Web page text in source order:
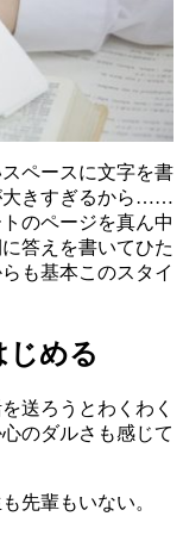
ペースに文字を書
大きすぎるから……
のページを真ん中
答えを書いてひた
も基本このスタイ
じめる
送ろうとわくわく
のダルさも感じて
先輩もいない。